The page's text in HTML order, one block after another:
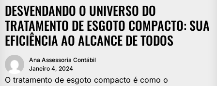
DESVENDANDO O UNIVERSO DO
TRATAMENTO DE ESGOTO COMPACTO: SUA
EFICIÊNCIA AO ALCANCE DE TODOS
Ana Assessoria Contábil
Janeiro 4, 2024
O tratamento de esgoto compacto é como o